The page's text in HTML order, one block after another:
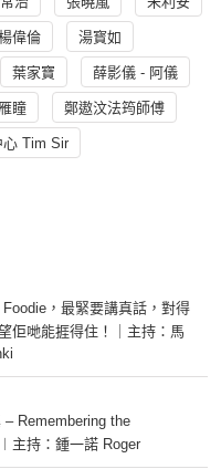
偉倫 湯寳如
葉家寶 薛影儀 - 阿儀
瞳 鄭遨汶法筠師傅
心 Tim Sir
Foodie，最緊要講真話，對得
佢哋能捱得住！｜主持：馬
– Remembering the
主持：鍾一諾 Roger